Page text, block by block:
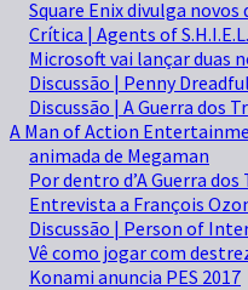
Square Enix divulga
Crítica | Agents of
Microsoft vai lançar duas
Discussão | Penny
Discussão | A Guerra dos
A Man of Action
animada de Megaman
Por dentro d’A Guerra
Entrevista a François
Discussão | Person of
Vê como jogar com
Konami anuncia PES 2017